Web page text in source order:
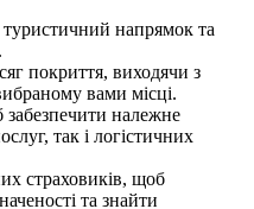
напрямок та
покриття, виходячи з
вами місці.
забезпечити належне
так і логістичних
страховиків, щоб
та знайти